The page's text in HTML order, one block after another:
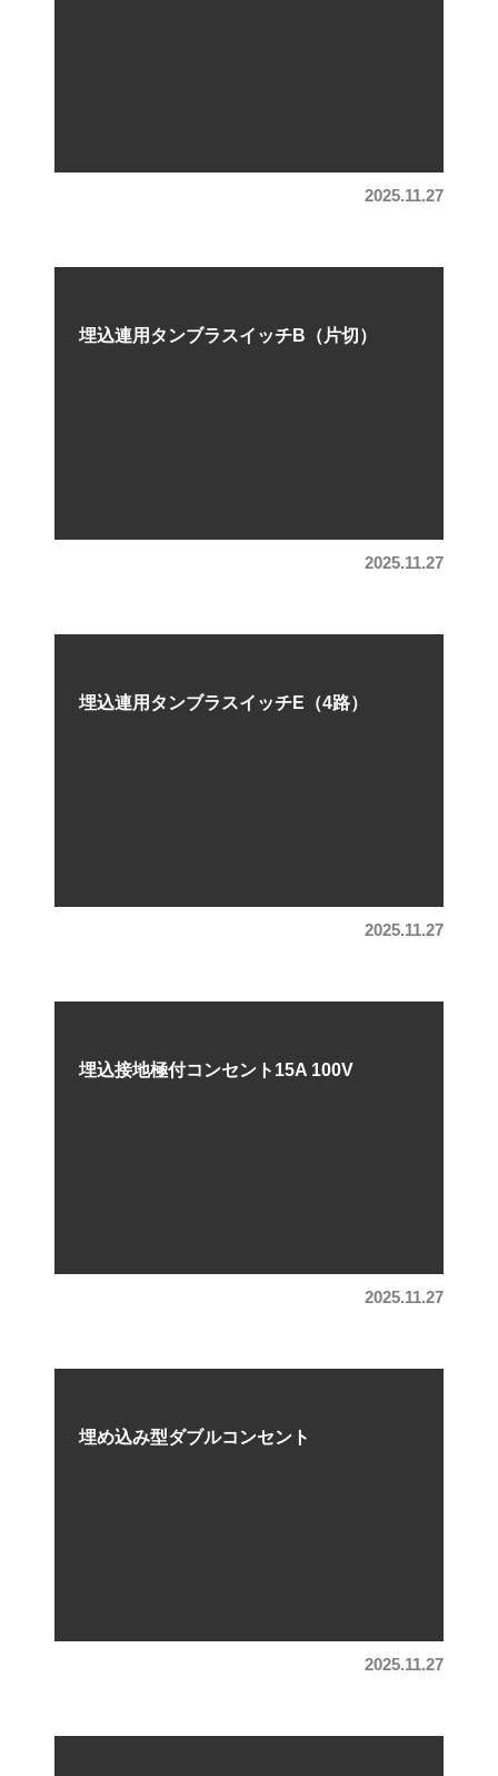
2025.11.27
埋込連用タンブラスイッチB（片切）
2025.11.27
埋込連用タンブラスイッチE（4路）
2025.11.27
埋込接地極付コンセント15A 100V
2025.11.27
埋め込み型ダブルコンセント
2025.11.27